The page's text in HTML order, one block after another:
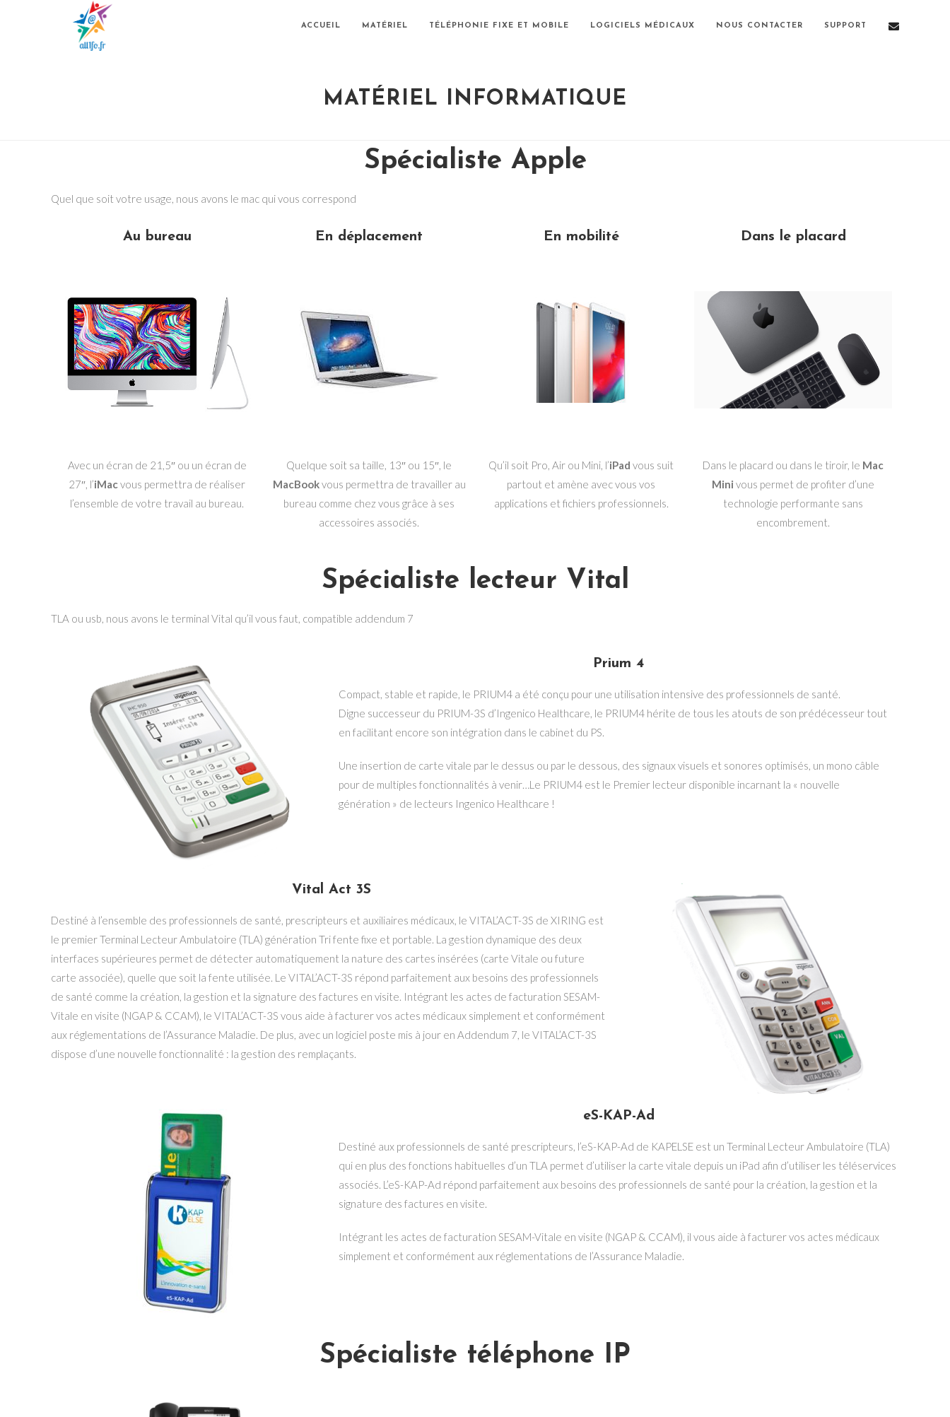
ACCUEIL MATÉRIEL TÉLÉPHONIE FIXE ET MOBILE LOGICIELS MÉDICAUX NOUS CONTACTER SUPPORT
MATÉRIEL INFORMATIQUE
Spécialiste Apple
Quel que soit votre usage, nous avons le mac qui vous correspond
Au bureau En déplacement En mobilité Dans le placard
Avec un écran de 21,5″ ou un écran de
27″, l’iMacvous permettra de réaliser
l’ensemble de votre travail au bureau.
Quelque soit sa taille, 13″ ou 15″, le
MacBookvous permettra de travailler au
bureau comme chez vous grâce à ses
accessoires associés.
Qu’il soit Pro, Air ou Mini, l’iPad vous suit
partout et amène avec vous vos
applications et fichiers professionnels.
Dans le placard ou dans le tiroir, le Mac
Mini vous permet de profiter d’une
technologie performante sans
encombrement.
Spécialiste lecteur Vital
TLA ou usb, nous avons le terminal Vital qu’il vous faut, compatible addendum 7
Prium 4
Compact, stable et rapide, le PRIUM4 a été conçu pour une utilisation intensive des professionnels de santé.
Digne successeur du PRIUM-3S d’Ingenico Healthcare, le PRIUM4 hérite de tous les atouts de son prédécesseur tout
en facilitant encore son intégration dans le cabinet du PS.
Une insertion de carte vitale par le dessus ou par le dessous, des signaux visuels et sonores optimisés, un mono câble
pour de multiples fonctionnalités à venir…Le PRIUM4 est le Premier lecteur disponible incarnant la « nouvelle
génération » de lecteurs Ingenico Healthcare !
Vital Act 3S
Destiné à l’ensemble des professionnels de santé, prescripteurs et auxiliaires médicaux, le VITAL’ACT-3S de XIRING est
le premier Terminal Lecteur Ambulatoire (TLA) génération Tri fente fixe et portable. La gestion dynamique des deux
interfaces supérieures permet de détecter automatiquement la nature des cartes insérées (carte Vitale ou future
carte associée), quelle que soit la fente utilisée. Le VITAL’ACT-3S répond parfaitement aux besoins des professionnels
de santé comme la création, la gestion et la signature des factures en visite. Intégrant les actes de facturation SESAM-
Vitale en visite (NGAP & CCAM), le VITAL’ACT-3S vous aide à facturer vos actes médicaux simplement et conformément
aux réglementations de l’Assurance Maladie. De plus, avec un logiciel poste mis à jour en Addendum 7, le VITAL’ACT-3S
dispose d’une nouvelle fonctionnalité : la gestion des remplaçants.
eS-KAP-Ad
Destiné aux professionnels de santé prescripteurs, l’eS-KAP-Ad de KAPELSE est un Terminal Lecteur Ambulatoire (TLA)
qui en plus des fonctions habituelles d’un TLA permet d’utiliser la carte vitale depuis un iPad afin d’utiliser les téléservices
associés. L’eS-KAP-Ad répond parfaitement aux besoins des professionnels de santé pour la création, la gestion et la
signature des factures en visite.
Intégrant les actes de facturation SESAM-Vitale en visite (NGAP & CCAM), il vous aide à facturer vos actes médicaux
simplement et conformément aux réglementations de l’Assurance Maladie.
Spécialiste téléphone IP